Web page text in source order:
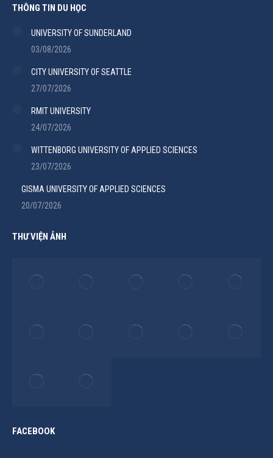
THÔNG TIN DU HỌC
UNIVERSITY OF SUNDERLAND
03/08/2026
CITY UNIVERSITY OF SEATTLE
27/07/2026
RMIT UNIVERSITY
24/07/2026
WITTENBORG UNIVERSITY OF APPLIED SCIENCES
23/07/2026
GISMA UNIVERSITY OF APPLIED SCIENCES
20/07/2026
THƯ VIỆN ẢNH
FACEBOOK